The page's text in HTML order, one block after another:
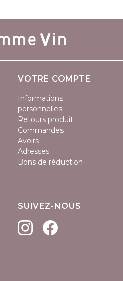
VOTRE COMPTE
Informations
personnelles
Retours produit
Commandes
Avoirs
Adresses
Bons de réduction
SUIVEZ-NOUS